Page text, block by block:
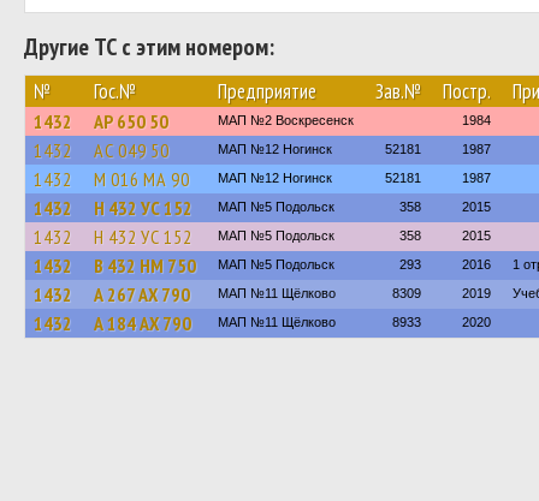
Другие ТС с этим номером:
№ Гос.№ Предприятие Зав.№ Постр.
1432 АР 650 50 МАП №2 Воскресенск 1984
1432 АС 049 50 МАП №12 Ногинск 52181 1987
1432 М 016 МА 90 МАП №12 Ногинск 52181 1987
1432 Н 432 УС 152 МАП №5 Подольск 358 2015
1432 Н 432 УС 152 МАП №5 Подольск 358 2015
1432 В 432 НМ 750 МАП №5 Подольск 293 2016 1
1432 А 267 АХ 790 МАП №11 Щёлково 8309 2019
1432 А 184 АХ 790 МАП №11 Щёлково 8933 2020